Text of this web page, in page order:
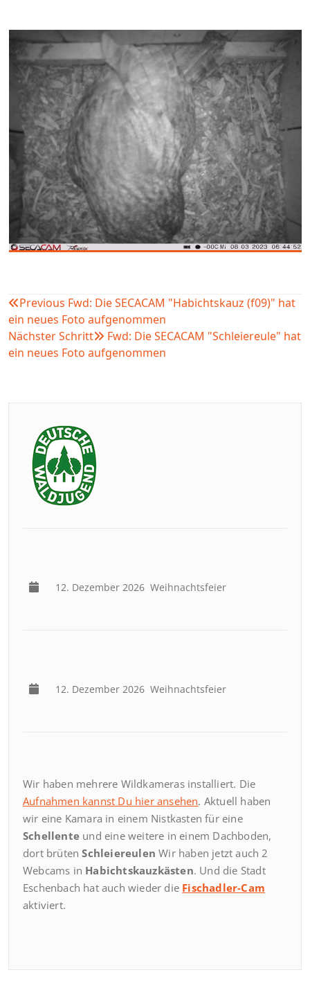
Beitragsnavigation
Previous Fwd: Die SECACAM "Habichtskauz (f09)" hat
ein neues Foto aufgenommen
Nächster Schritt
Fwd: Die SECACAM "Schleiereule" hat
ein neues Foto aufgenommen
12. Dezember 2026 Weihnachtsfeier
12. Dezember 2026 Weihnachtsfeier
Wir haben mehrere Wildkameras installiert. Die
Aufnahmen kannst Du hier ansehen. Aktuell haben
wir eine Kamara in einem Nistkasten für eine
Schellente und eine weitere in einem Dachboden,
dort brütenSchleiereulen Wir haben jetzt auch 2
Webcams in Habichtskauzkästen. Und die Stadt
Eschenbach hat auch wieder die Fischadler-Cam
aktiviert.